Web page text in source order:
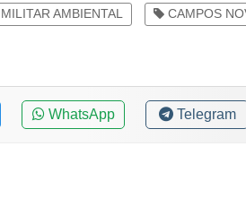
AMBIENTAL CAMPOS
WhatsApp Telegram